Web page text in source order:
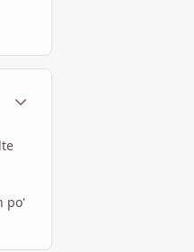
po'